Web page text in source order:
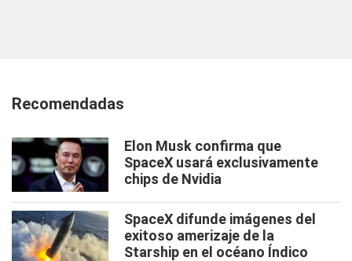
Recomendadas
Elon Musk confirma que
SpaceX usará exclusivamente
chips de Nvidia
SpaceX difunde imágenes del
exitoso amerizaje de la
Starship en el océano Índico